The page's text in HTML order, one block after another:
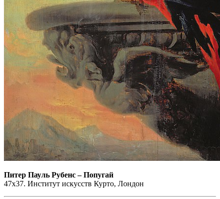
Питер Пауль Рубенс–Попугай
47х37. Институт искусств Курто, Лондон